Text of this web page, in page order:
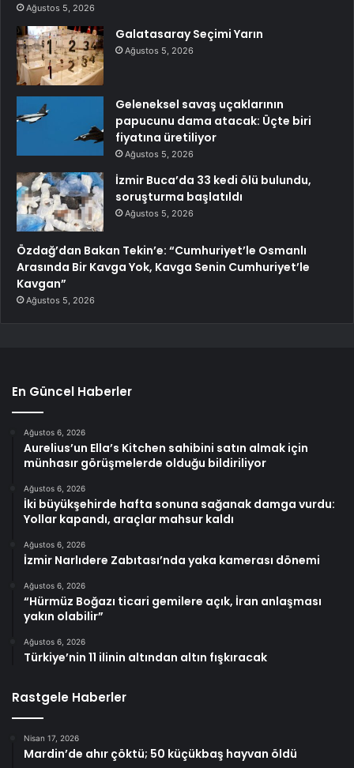
Ağustos 5, 2026
Galatasaray Seçimi Yarın
Ağustos 5, 2026
Geleneksel savaş uçaklarının
papucunu dama atacak: Üçte biri
fiyatına üretiliyor
Ağustos 5, 2026
İzmir Buca’da 33 kedi ölü bulundu,
soruşturma başlatıldı
Ağustos 5, 2026
Özdağ’dan Bakan Tekin’e: “Cumhuriyet’le Osmanlı
Arasında Bir Kavga Yok, Kavga Senin Cumhuriyet’le
Kavgan”
Ağustos 5, 2026
En Güncel Haberler
Ağustos 6, 2026
Aurelius’un Ella’s Kitchen sahibini satın almak için
münhasır görüşmelerde olduğu bildiriliyor
Ağustos 6, 2026
İki büyükşehirde hafta sonuna sağanak damga vurdu:
Yollar kapandı, araçlar mahsur kaldı
Ağustos 6, 2026
İzmir Narlıdere Zabıtası’nda yaka kamerası dönemi
Ağustos 6, 2026
“Hürmüz Boğazı ticari gemilere açık, İran anlaşması
yakın olabilir”
Ağustos 6, 2026
Türkiye’nin 11 ilinin altından altın fışkıracak
Rastgele Haberler
Nisan 17, 2026
Mardin’de ahır çöktü; 50 küçükbaş hayvan öldü